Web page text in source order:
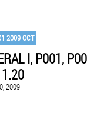
2009 OCT
I, P001,
2009
CATEGORÍAS